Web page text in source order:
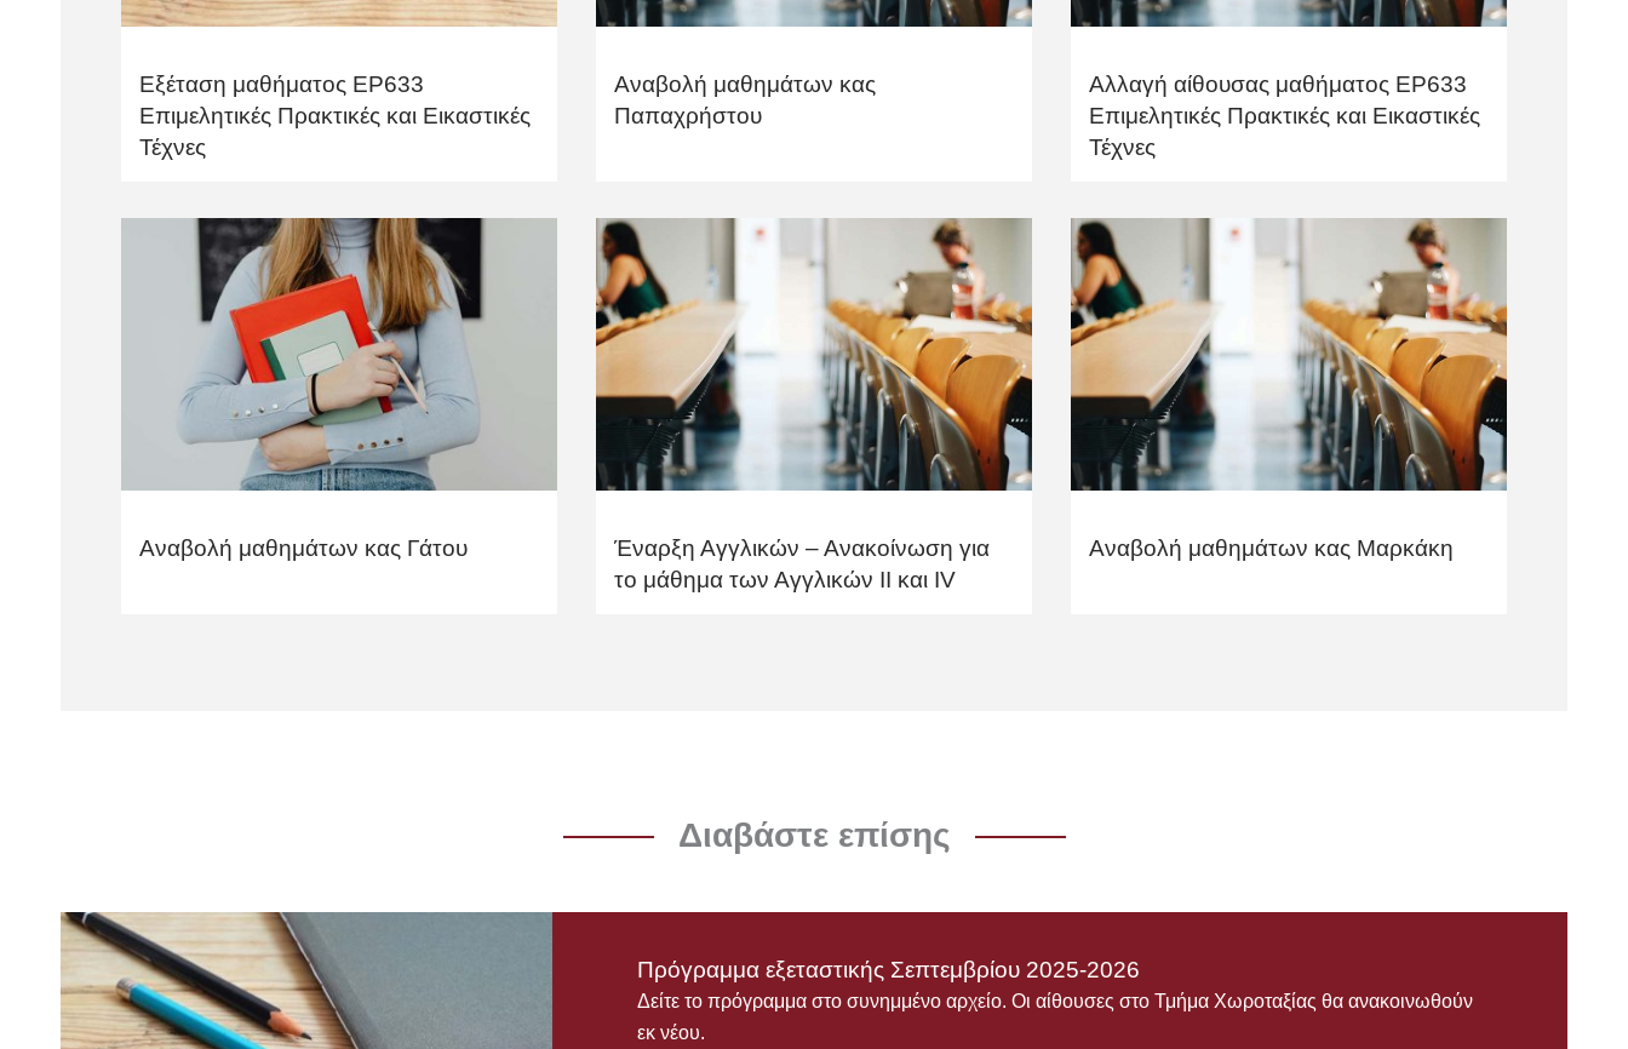
Εξέταση μαθήματος ΕΡ633
Επιμελητικές Πρακτικές και Εικαστικές
Τέχνες
Αναβολή μαθημάτων κας
Παπαχρήστου
Αλλαγή αίθουσας μαθήματος ΕΡ633
Επιμελητικές Πρακτικές και Εικαστικές
Τέχνες
Αναβολή μαθημάτων κας Γάτου
Έναρξη Αγγλικών – Ανακοίνωση για
το μάθημα των Αγγλικών ΙΙ και ΙV
Αναβολή μαθημάτων κας Μαρκάκη
Διαβάστε επίσης
Πρόγραμμα εξεταστικής Σεπτεμβρίου 2025-2026
Δείτε το πρόγραμμα στο συνημμένο αρχείο. Οι αίθουσες στο Τμήμα Χωροταξίας θα ανακοινωθούν
εκ νέου.